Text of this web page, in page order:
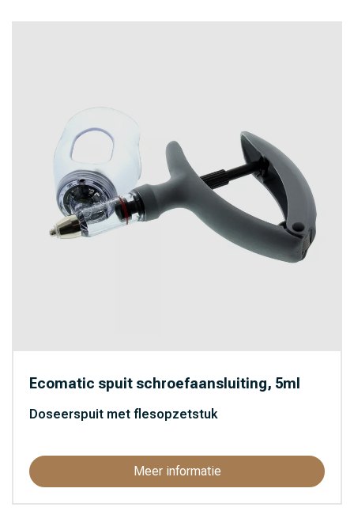
Ecomatic spuit schroefaansluiting, 5ml
Doseerspuit met flesopzetstuk
Meer informatie